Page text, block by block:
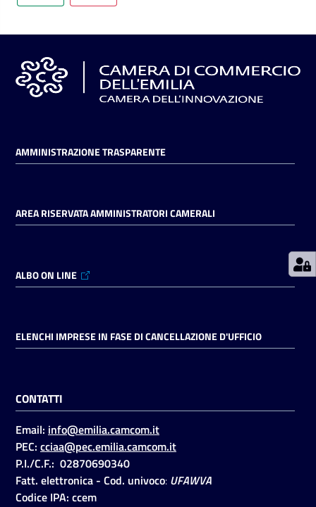
Prenotazioni
on line
on line
Accedi
Seguici
AMMINISTRAZIONE TRASPARENTE
AREA RISERVATA AMMINISTRATORI CAMERALI
ALBO ON LINE
ELENCHI IMPRESE IN FASE DI CANCELLAZIONE D'UFFICIO
CONTATTI
Email: info@emilia.camcom.it
PEC: cciaa@pec.emilia.camcom.it
P.I./C.F.: 02870690340
Fatt. elettronica - Cod. univoco: UFAWVA
Codice IPA: ccem